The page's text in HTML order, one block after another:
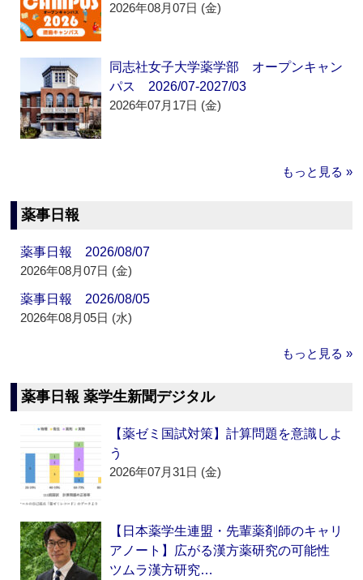
2026年08月07日 (金)
同志社女子大学薬学部 オープンキャン
パス 2026/07-2027/03
2026年07月17日 (金)
もっと見る »
薬事日報
薬事日報 2026/08/07
2026年08月07日 (金)
薬事日報 2026/08/05
2026年08月05日 (水)
もっと見る »
薬事日報 薬学生新聞デジタル
【薬ゼミ国試対策】計算問題を意識しよ
う
2026年07月31日 (金)
【日本薬学生連盟・先輩薬剤師のキャリ
アノート】広がる漢方薬研究の可能性
ツムラ漢方研究…